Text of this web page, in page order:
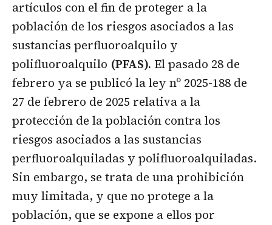
artículos con el fin de proteger a la
población de los riesgos asociados a las
sustancias perfluoroalquilo y
polifluoroalquilo (PFAS). El pasado 28 de
febrero ya se publicó la ley nº 2025-188 de
27 de febrero de 2025 relativa a la
protección de la población contra los
riesgos asociados a las sustancias
perfluoroalquiladas y polifluoroalquiladas.
Sin embargo, se trata de una prohibición
muy limitada, y que no protege a la
población, que se expone a ellos por